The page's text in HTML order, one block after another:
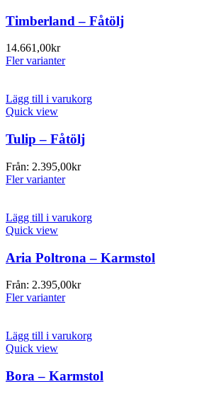
Timberland – Fåtölj
14.661,00kr
Fler varianter
Lägg till i varukorg
Quick view
Tulip – Fåtölj
Från: 2.395,00kr
Fler varianter
Lägg till i varukorg
Quick view
Aria Poltrona – Karmstol
Från: 2.395,00kr
Fler varianter
Lägg till i varukorg
Quick view
Bora – Karmstol